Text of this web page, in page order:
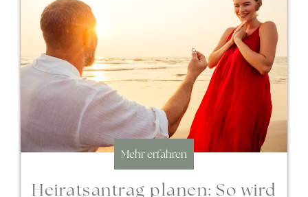
Mehr erfahren
Heiratsantrag planen: So wird